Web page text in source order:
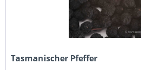
Tasmanischer Pfeffer